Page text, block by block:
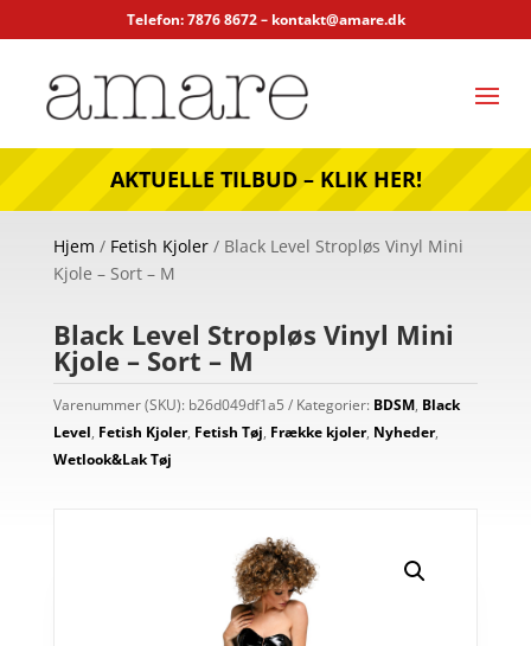
Telefon: 7876 8672 – kontakt@amare.dk
AKTUELLE TILBUD – KLIK HER!
Hjem / Fetish Kjoler/ Black Level Stropløs Vinyl Mini
Kjole – Sort – M
Black Level Stropløs Vinyl Mini
Kjole – Sort – M
Varenummer (SKU): b26d049df1a5 Kategorier: BDSM, Black
Level, Fetish Kjoler, Fetish Tøj, Frække kjoler, Nyheder,
Wetlook&Lak Tøj